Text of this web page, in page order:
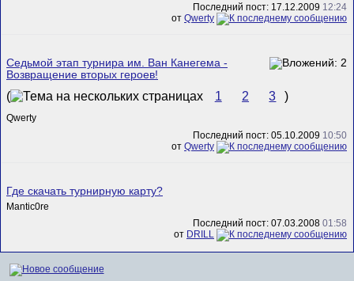
Последний пост: 17.12.2009 12:24
от Qwerty
Седьмой этап турнира им. Ван Канегема -
Возвращение вторых героев!
( 1 2 3 )
Qwerty
Последний пост: 05.10.2009 10:50
от Qwerty
Где скачать турнирную карту?
Mantic0re
Последний пост: 07.03.2008 01:58
от DRILL